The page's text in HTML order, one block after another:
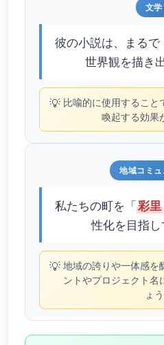
文学
彼の小説は、まるで
世界観を描き
💡 比喩的に使用すること
喚起する効果
地域コミュ
私たちの町を「彩里
性化を目指し
💡 地域の誇りや一体感を
ントやプロジェクト名
ょう